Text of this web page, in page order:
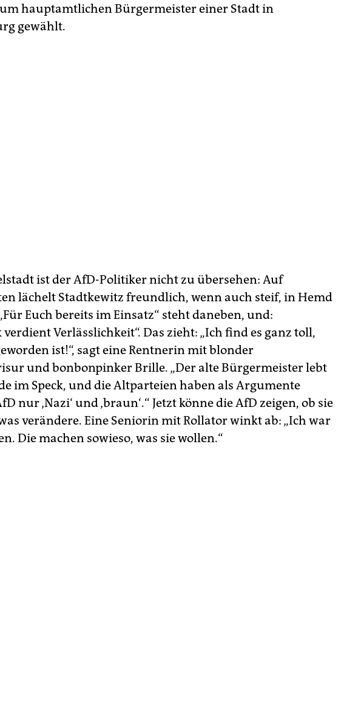
hauptamtlichen Bürgermeister einer Stadt in
gewählt.
ist der AfD-Politiker nicht zu übersehen: Auf
lächelt Stadtkewitz freundlich, wenn auch steif, in Hemd
Euch bereits im Einsatz“ steht daneben, und:
verdient Verlässlichkeit“. Das zieht: „Ich find es ganz toll,
ist!“, sagt eine Rentnerin mit blonder
und bonbonpinker Brille. „Der alte Bürgermeister lebt
im Speck, und die Altparteien haben als Argumente
nur ‚Nazi‘ und ‚braun‘.“ Jetzt könne die AfD zeigen, ob sie
verändere. Eine Seniorin mit Rollator winkt ab: „Ich war
Die machen sowieso, was sie wollen.“